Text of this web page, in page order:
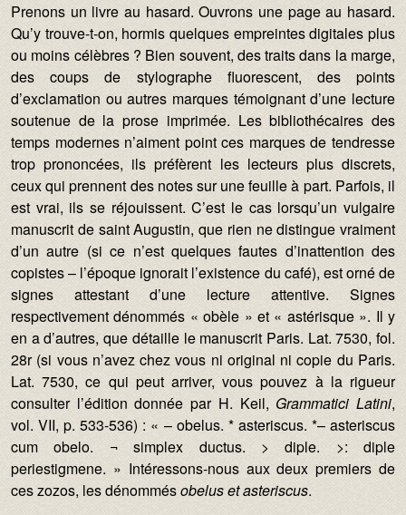
Prenons un livre au hasard. Ouvrons une page au hasard.
Qu’y trouve-t-on, hormis quelques empreintes digitales plus
ou moins célèbres ? Bien souvent, des traits dans la marge,
des coups de stylographe fluorescent, des points
d’exclamation ou autres marques témoignant d’une lecture
soutenue de la prose imprimée. Les bibliothécaires des
temps modernes n’aiment point ces marques de tendresse
trop prononcées, ils préfèrent les lecteurs plus discrets,
ceux qui prennent des notes sur une feuille à part. Parfois, il
est vrai, ils se réjouissent. C’est le cas lorsqu’un vulgaire
manuscrit de saint Augustin, que rien ne distingue vraiment
d’un autre (si ce n’est quelques fautes d’inattention des
copistes – l’époque ignorait l’existence du café), est orné de
signes attestant d’une lecture attentive. Signes
respectivement dénommés « obèle » et « astérisque ». Il y
en a d’autres, que détaille le manuscrit Paris. Lat. 7530, fol.
28r (si vous n’avez chez vous ni original ni copie du Paris.
Lat. 7530, ce qui peut arriver, vous pouvez à la rigueur
consulter l’édition donnée par H. Keil, Grammatici Latini,
vol. VII, p. 533-536) : « – obelus. * asteriscus. *– asteriscus
cum obelo. ¬ simplex ductus. > diple. >: diple
periestigmene. » Intéressons-nous aux deux premiers de
ces zozos, les dénommésobelus et asteriscus.